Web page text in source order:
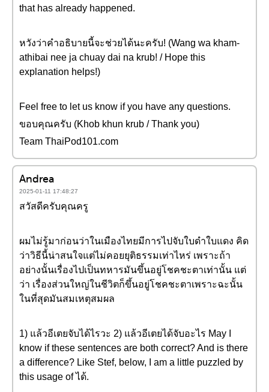
that has already happened.
หวังว่าคำอธิบายนี้จะช่วยได้นะครับ! (Wang wa kham-
athibai nee ja chuay dai na krub! / Hope this
explanation helps!)
Feel free to let us know if you have any questions.
ขอบคุณครับ (Khob khun krub / Thank you)
Team ThaiPod101.com
Andrea
2025-01-11 17:48:27
สวัสดีครับคุณครู
ผมไม่รู้มาก่อนว่าในเมืองไทยมีการไปจับใบดำใบแดง คิด
ว่าวิธีนี้น่าสนใจแต่ไม่คอยยุติธรรมเท่าไหร่ เพราะถ้า
อย่างนั้นเรื่องไปเป็นทหารมันขึ้นอยู่โชคชะตาเท่านั้น แต่
ว่า เรื่องส่วนใหญ่ในชีวิตก็ขึ้นอยู่โชคชะตาเพราะฉะนั้น
ในที่สุดมันสมเหตุสมผล
1) แล้วอีเตยจับได้ไรวะ 2) แล้วอีเตยได้จับอะไร May I
know if these sentences are both correct? And is there
a difference? Like Stef, below, I am a little puzzled by
this usage of ได้.